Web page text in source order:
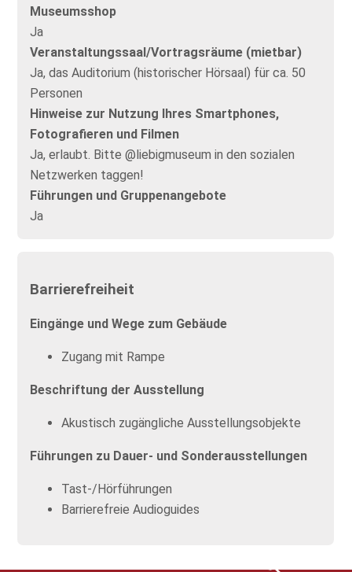
Museumsshop
Ja
Veranstaltungssaal/Vortragsräume (mietbar)
Ja, das Auditorium (historischer Hörsaal) für ca. 50
Personen
Hinweise zur Nutzung Ihres Smartphones,
Fotografieren und Filmen
Ja, erlaubt. Bitte @liebigmuseum in den sozialen
Netzwerken taggen!
Führungen und Gruppenangebote
Ja
Barrierefreiheit
Eingänge und Wege zum Gebäude
Zugang mit Rampe
Beschriftung der Ausstellung
Akustisch zugängliche Ausstellungsobjekte
Führungen zu Dauer- und Sonderausstellungen
Tast-/Hörführungen
Barrierefreie Audioguides